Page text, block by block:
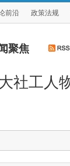
前沿 政策法规
聚焦
社工人